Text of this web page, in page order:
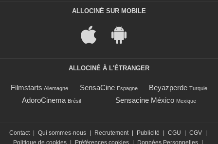
ALLOCINÉ SUR MOBILE
ALLOCINÉ À L'ÉTRANGER
Filmstarts Allemagne SensaCine Espagne Beyazperde Turquie
AdoroCinema Brésil Sensacine México Mexique
Contact Qui sommes-nous Recrutement Publicité CGU CGV
Politique de cookies
Préférences cookies Données Personnelles